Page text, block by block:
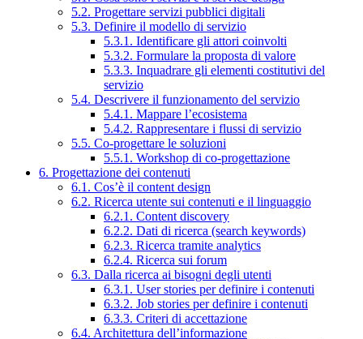
5.2. Progettare servizi pubblici digitali
5.3. Definire il modello di servizio
5.3.1. Identificare gli attori coinvolti
5.3.2. Formulare la proposta di valore
5.3.3. Inquadrare gli elementi costitutivi del
servizio
5.4. Descrivere il funzionamento del servizio
5.4.1. Mappare l’ecosistema
5.4.2. Rappresentare i flussi di servizio
5.5. Co-progettare le soluzioni
5.5.1. Workshop di co-progettazione
6. Progettazione dei contenuti
6.1. Cos’è il content design
6.2. Ricerca utente sui contenuti e il linguaggio
6.2.1. Content discovery
6.2.2. Dati di ricerca (search keywords)
6.2.3. Ricerca tramite analytics
6.2.4. Ricerca sui forum
6.3. Dalla ricerca ai bisogni degli utenti
6.3.1. User stories per definire i contenuti
6.3.2. Job stories per definire i contenuti
6.3.3. Criteri di accettazione
6.4. Architettura dell’informazione